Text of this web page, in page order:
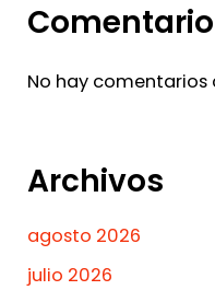
No hay comentarios
Archivos
agosto 2026
julio 2026